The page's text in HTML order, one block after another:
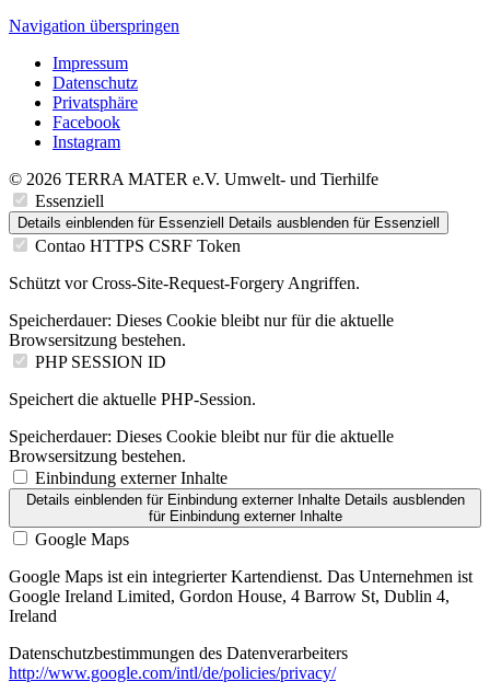
Navigation überspringen
Impressum
Datenschutz
Privatsphäre
Facebook
Instagram
© 2026 TERRA MATER e.V. Umwelt- und Tierhilfe
Essenziell
Details einblenden für Essenziell Details ausblenden für Essenziell
Contao HTTPS CSRF Token
Schützt vor Cross-Site-Request-Forgery Angriffen.
Speicherdauer: Dieses Cookie bleibt nur für die aktuelle
Browsersitzung bestehen.
PHP SESSION ID
Speichert die aktuelle PHP-Session.
Speicherdauer: Dieses Cookie bleibt nur für die aktuelle
Browsersitzung bestehen.
Einbindung externer Inhalte
Details einblendenfür Einbindung externer Inhalte Details ausblenden
für Einbindung externer Inhalte
Google Maps
Google Maps ist ein integrierter Kartendienst. Das Unternehmen ist
Google Ireland Limited, Gordon House, 4 Barrow St, Dublin 4,
Ireland
Datenschutzbestimmungen des Datenverarbeiters
http://www.google.com/intl/de/policies/privacy/